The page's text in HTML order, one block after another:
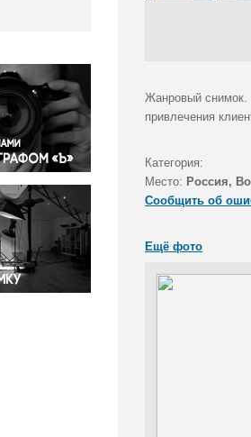
и конфликты
Жанровый снимок.
привлечения
Категория:
Место: Россия,
Сообщить об
Ещё фото